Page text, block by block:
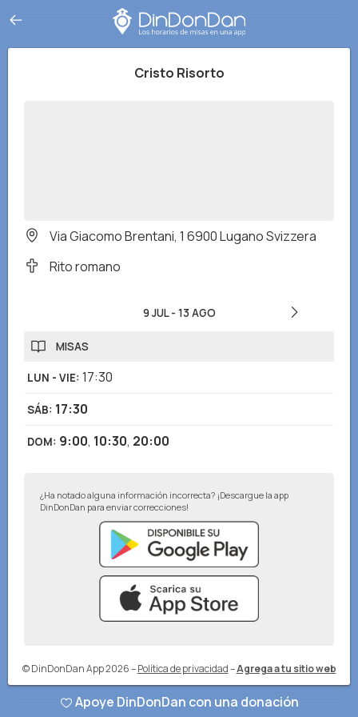
Cristo Risorto
Via Giacomo Brentani, 1 6900 Lugano Svizzera
Rito romano
9 JUL- 13 AGO
MISAS
LUN - VIE: 17:30
SÁB: 17:30
DOM: 9:00, 10:30, 20:00
¿Ha notado alguna información incorrecta? ¡Descargue la app
DinDonDan para enviar correcciones!
© DinDonDan App 2026– Política de privacidad–Agrega a tu sitio web
Apoye DinDonDan con una donación